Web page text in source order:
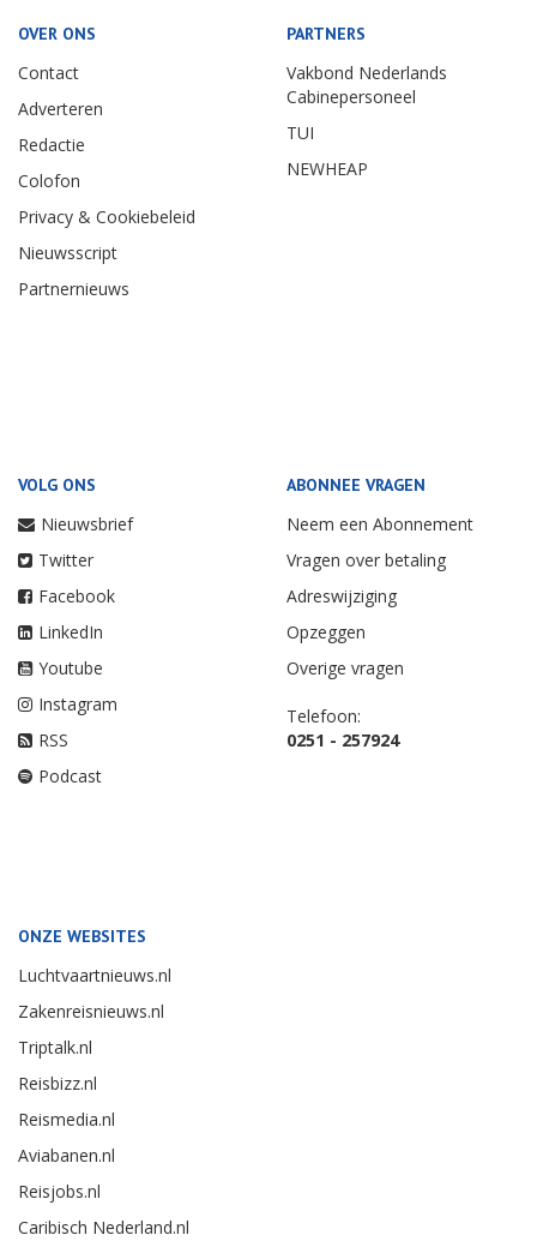
OVER ONS
Contact
Adverteren
Redactie
Colofon
Privacy & Cookiebeleid
Nieuwsscript
Partnernieuws
PARTNERS
Vakbond Nederlands
Cabinepersoneel
TUI
NEWHEAP
VOLG ONS
Nieuwsbrief
Twitter
Facebook
LinkedIn
Youtube
Instagram
RSS
Podcast
ABONNEE VRAGEN
Neem een Abonnement
Vragen over betaling
Adreswijziging
Opzeggen
Overige vragen
Telefoon:
0251 - 257924
ONZE WEBSITES
Luchtvaartnieuws.nl
Zakenreisnieuws.nl
Triptalk.nl
Reisbizz.nl
Reismedia.nl
Aviabanen.nl
Reisjobs.nl
Caribisch Nederland.nl